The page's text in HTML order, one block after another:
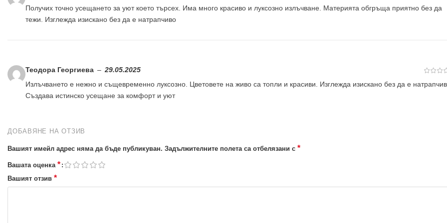
Получих точно усещането за уют което търсех. Има много красиво и луксозно излъчване. Материята обгръща приятно без да
тежи. Изглежда изискано без да е натрапчиво
Теодора Георгиева – 29.05.2025
Излъчването е нежно и същевременно луксозно. Цветовете на живо са топли и красиви. Изглежда изискано без да е
Създава истинско усещане за комфорт и уют
ДОБАВЯНЕ НА ОТЗИВ
Вашият имейл адрес няма да бъде публикуван. Задължителните полета са отбелязани с *
Вашата оценка *
Вашият отзив *